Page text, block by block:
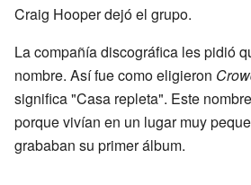
Craig Hooper dejó el grupo.
La compañía discográfica les pidió
nombre. Así fue como eligieron
significa "Casa repleta". Este
porque vivían en un lugar muy
grababan su primer álbum.